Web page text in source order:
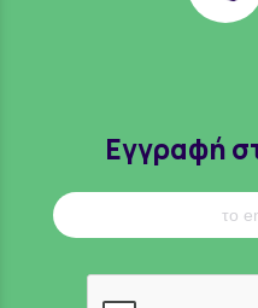
Εγγραφή